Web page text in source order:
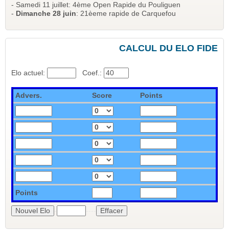
- Samedi 11 juillet: 4ème Open Rapide du Pouliguen
- Dimanche 28 juin: 21èeme rapide de Carquefou
CALCUL DU ELO FIDE
Elo actuel: Coef.:
Advers. Score Points
Points